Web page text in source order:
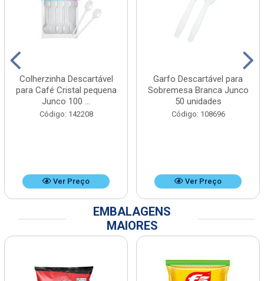
Colherzinha Descartável
para Café Cristal pequena
Junco 100 ...
Código: 142208
Ver Preço
Garfo Descartável para
Sobremesa Branca Junco
50 unidades
Código: 108696
Ver Preço
EMBALAGENS
MAIORES